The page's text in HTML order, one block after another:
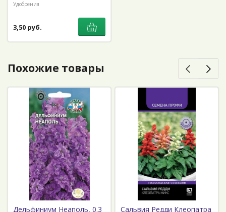
Удобрения
3,50 руб.
Похожие товары
Дельфиниум Неаполь, 0.3
Сальвия Редди Клеопатра